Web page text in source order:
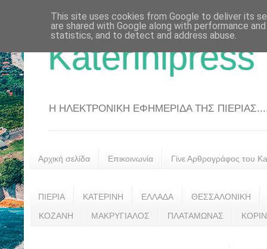
Katerinipress
Η ΗΛΕΚΤΡΟΝΙΚΗ ΕΦΗΜΕΡΙΔΑ ΤΗΣ
Αρχική σελίδα Επικοινωνία Γίνε Αρθρογράφος του
ΠΙΕΡΙΑ ΚΑΤΕΡΙΝΗ ΕΛΛΑΔΑ ΘΕΣΣΑΛΟΝΙΚΗ
ΚΟΖΑΝΗ ΜΑΚΡΥΓΙΑΛΟΣ ΠΛΑΤΑΜΩΝΑΣ
This site uses cookies from Google to deliver its
are shared with Google along with performance
statistics, and to detect and address abuse.